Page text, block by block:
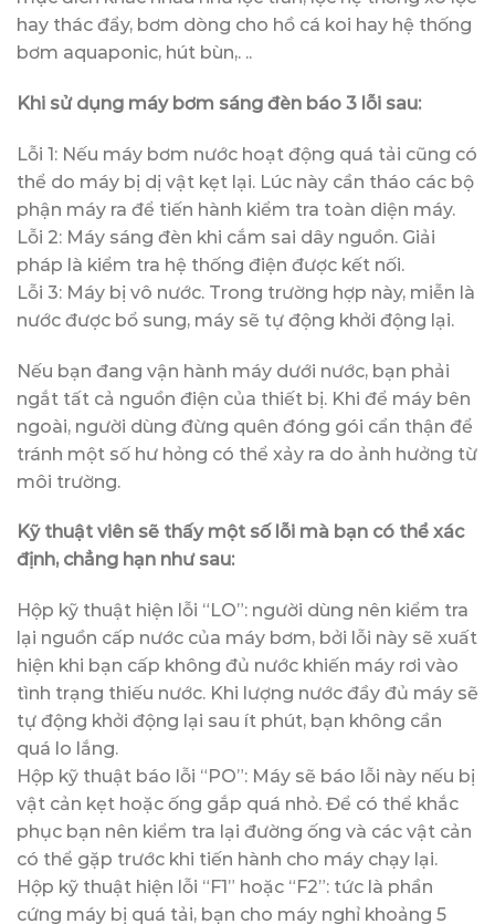
hay thác đẩy, bơm dòng cho hồ cá koi hay hệ thống
bơm aquaponic, hút bùn,. ..
Khi sử dụng máy bơm sáng đèn báo 3 lỗi sau:
Lỗi 1: Nếu máy bơm nước hoạt động quá tải cũng có
thể do máy bị dị vật kẹt lại. Lúc này cần tháo các bộ
phận máy ra để tiến hành kiểm tra toàn diện máy.
Lỗi 2: Máy sáng đèn khi cắm sai dây nguồn. Giải
pháp là kiểm tra hệ thống điện được kết nối.
Lỗi 3: Máy bị vô nước. Trong trường hợp này, miễn là
nước được bổ sung, máy sẽ tự động khởi động lại.
Nếu bạn đang vận hành máy dưới nước, bạn phải
ngắt tất cả nguồn điện của thiết bị. Khi để máy bên
ngoài, người dùng đừng quên đóng gói cẩn thận để
tránh một số hư hỏng có thể xảy ra do ảnh hưởng từ
môi trường.
Kỹ thuật viên sẽ thấy một số lỗi mà bạn có thể xác
định, chẳng hạn như sau:
Hộp kỹ thuật hiện lỗi “LO”: người dùng nên kiểm tra
lại nguồn cấp nước của máy bơm, bởi lỗi này sẽ xuất
hiện khi bạn cấp không đủ nước khiến máy rơi vào
tình trạng thiếu nước. Khi lượng nước đầy đủ máy sẽ
tự động khởi động lại sau ít phút, bạn không cần
quá lo lắng.
Hộp kỹ thuật báo lỗi “PO”: Máy sẽ báo lỗi này nếu bị
vật cản kẹt hoặc ống gắp quá nhỏ. Để có thể khắc
phục bạn nên kiểm tra lại đường ống và các vật cản
có thể gặp trước khi tiến hành cho máy chạy lại.
Hộp kỹ thuật hiện lỗi “F1” hoặc “F2”: tức là phần
cứng máy bị quá tải, bạn cho máy nghỉ khoảng 5